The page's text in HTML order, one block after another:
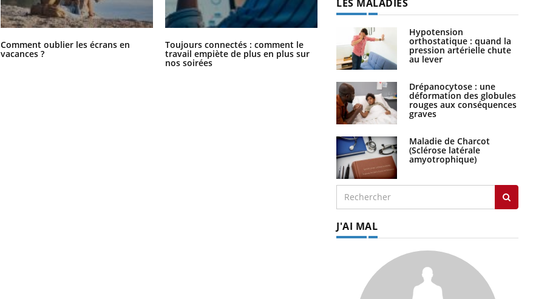
Comment oublier les écrans en
vacances ?
Toujours connectés : comment le
travail empiète de plus en plus sur
nos soirées
Cancer colorectal : une stratégie
simple aurait changé la donne au
Pays basque
LES MALADIES
Hypotension
orthostatique : quand la
pression artérielle chute
au lever
Drépanocytose : une
déformation des globules
rouges aux conséquences
graves
Maladie de Charcot
(Sclérose latérale
amyotrophique)
J'AI MAL